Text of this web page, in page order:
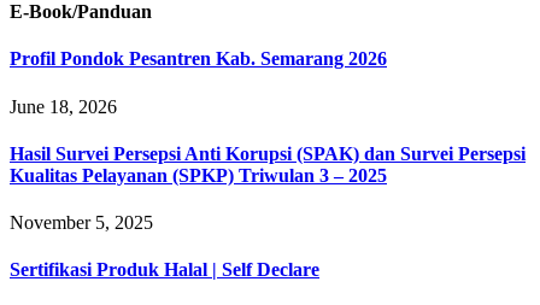
E-Book/Panduan
Profil Pondok Pesantren Kab. Semarang 2026
June 18, 2026
Hasil Survei Persepsi Anti Korupsi (SPAK) dan Survei Persepsi
Kualitas Pelayanan (SPKP) Triwulan 3 – 2025
November 5, 2025
Sertifikasi Produk Halal | Self Declare